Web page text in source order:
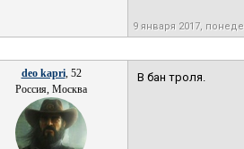
9 января 2017,
deo kapri, 52
Россия, Москва
В бан троля.